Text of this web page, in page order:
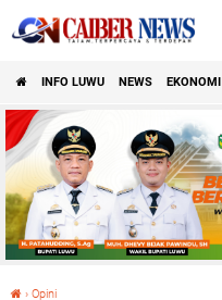
INFO LUWU NEWS EKONOMI
› Opini